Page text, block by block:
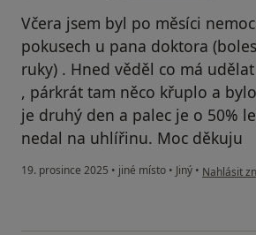
Včera jsem byl po měsíci
pokusech u pana doktora
ruky) . Hned věděl co má
, párkrát tam něco křuplo a
je druhý den a palec je o 50%
nedal na uhlířinu. Moc děkuju
19. prosince 2025 • jiné místo • Jiný • podle
Nahlásit